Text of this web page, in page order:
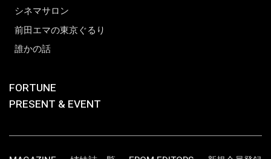
シネマサロン
前田エマの東京ぐるり
誰かの話
FORTUNE
PRESENT & EVENT